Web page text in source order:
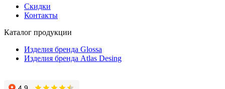
Скидки
Контакты
Каталог продукции
Изделия бренда Glossa
Изделия бренда Atlas Desing